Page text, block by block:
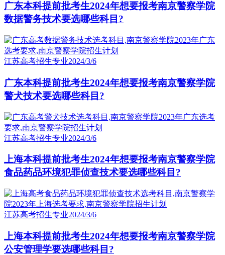
广东本科提前批考生2024年想要报考南京警察学院
数据警务技术要选哪些科目?
江苏高考招生专业2024/3/6
广东本科提前批考生2024年想要报考南京警察学院
警犬技术要选哪些科目?
江苏高考招生专业2024/3/6
上海本科提前批考生2024年想要报考南京警察学院
食品药品环境犯罪侦查技术要选哪些科目?
江苏高考招生专业2024/3/6
上海本科提前批考生2024年想要报考南京警察学院
公安管理学要选哪些科目?